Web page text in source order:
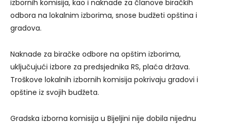
izbornih komisija, kao i naknade za članove biračkih
odbora na lokalnim izborima, snose budžeti opština i
gradova.
Naknade za biračke odbore na opštim izborima,
uključujući izbore za predsjednika RS, plaća država.
Troškove lokalnih izbornih komisija pokrivaju gradovi i
opštine iz svojih budžeta.
Gradska izborna komisija u Bijeljini nije dobila nijednu